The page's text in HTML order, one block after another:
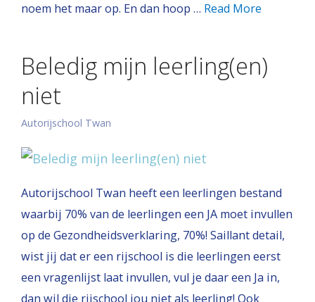
noem het maar op. En dan hoop … Read More
Beledig mijn leerling(en)
niet
Autorijschool Twan
Autorijschool Twan heeft een leerlingen bestand
waarbij 70% van de leerlingen een JA moet invullen
op de Gezondheidsverklaring, 70%! Saillant detail,
wist jij dat er een rijschool is die leerlingen eerst
een vragenlijst laat invullen, vul je daar een Ja in,
dan wil die rijschool jou niet als leerling! Ook